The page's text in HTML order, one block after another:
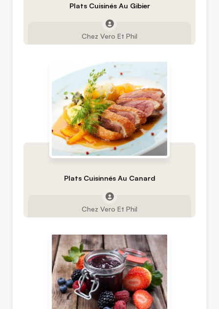
Plats Cuisinés Au Gibier
Chez Vero Et Phil
Plats Cuisinnés Au Canard
Chez Vero Et Phil